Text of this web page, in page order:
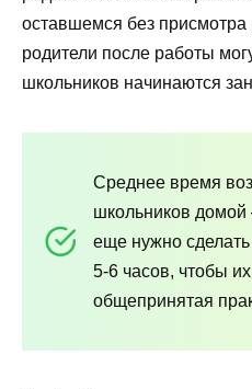
оставшемся без присмотра
родители после работы
школьников начинаются
Среднее время
школьников домой
еще нужно сделать
5-6 часов, чтобы
общепринятая